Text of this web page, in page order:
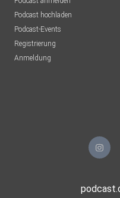
Podcast hochladen
Podcast-Events
Registrierung
Anmeldung